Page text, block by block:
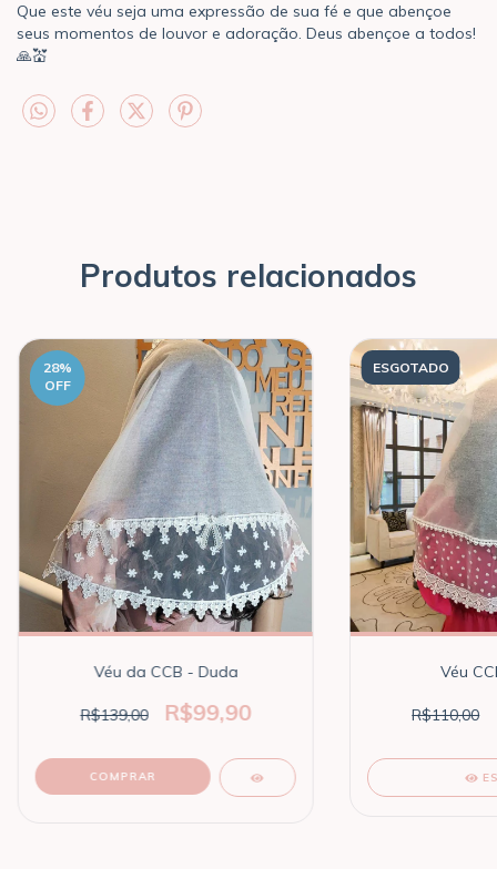
Que este véu seja uma expressão de sua fé e que abençoe
seus momentos de louvor e adoração. Deus abençoe a todos!
🙏💒
Produtos relacionados
28%
OFF
Véu da CCB - Duda
R$139,00 R$99,90
COMPRAR
ESGOTADO
Véu
R$110,00